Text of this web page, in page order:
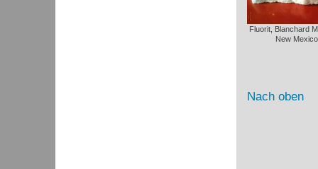
Fluorit, Blanchard
New
Nach oben